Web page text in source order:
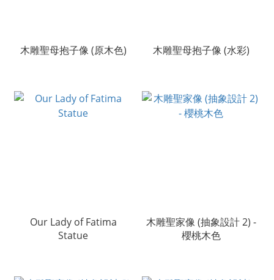
木雕聖母抱子像 (原木色) 木雕聖母抱子像 (水彩)
Our Lady of Fatima
Statue
木雕聖家像 (抽象設計 2) -
櫻桃木色